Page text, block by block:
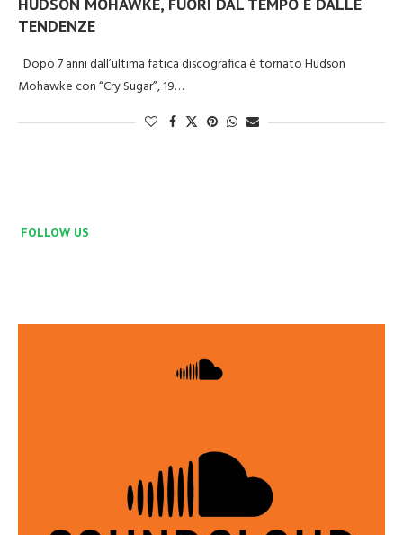
TENDENZE
Dopo 7 anni dall’ultima fatica discografica è tornato Hudson
Mohawke con “Cry Sugar”, 19…
FOLLOW US